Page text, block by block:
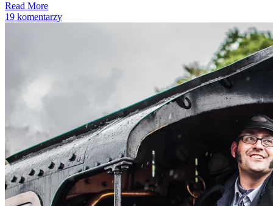
Read More
19 komentarzy